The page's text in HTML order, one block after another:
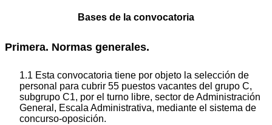
Bases de la convocatoria
Primera. Normas generales.
1.1 Esta convocatoria tiene por objeto la selección de
personal para cubrir 55 puestos vacantes del grupo C,
subgrupo C1, por el turno libre, sector de Administración
General, Escala Administrativa, mediante el sistema de
concurso-oposición.